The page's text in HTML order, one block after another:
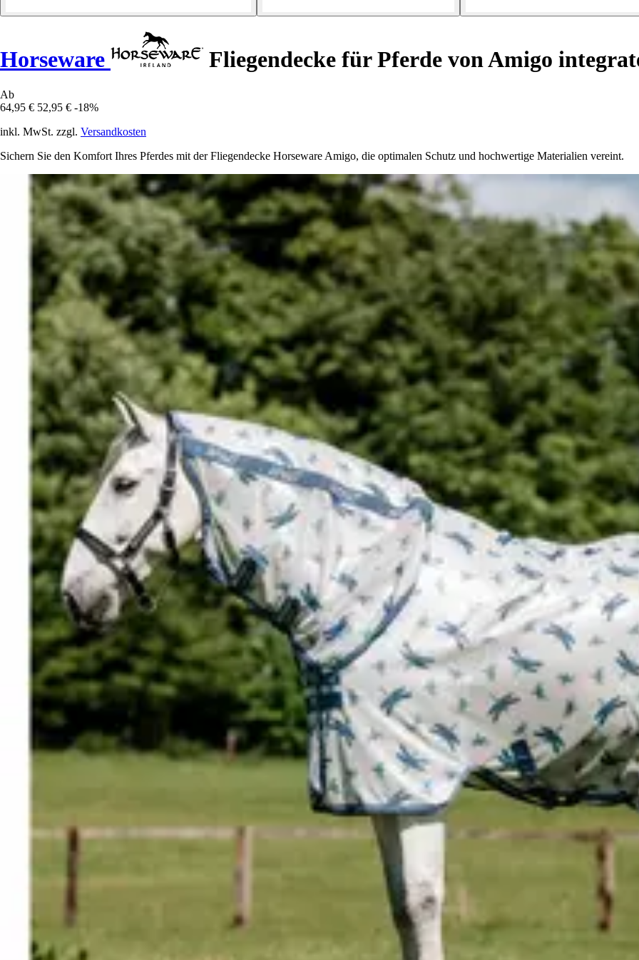
Horseware Fliegendecke für Pferde von Amigo
Ab
64,95 € 52,95 € -18%
inkl. MwSt. zzgl. Versandkosten
Sichern Sie den Komfort Ihres Pferdes mit der Fliegendecke Horseware Amigo, die optimalen Schutz und hochwertige Materialien vereint.